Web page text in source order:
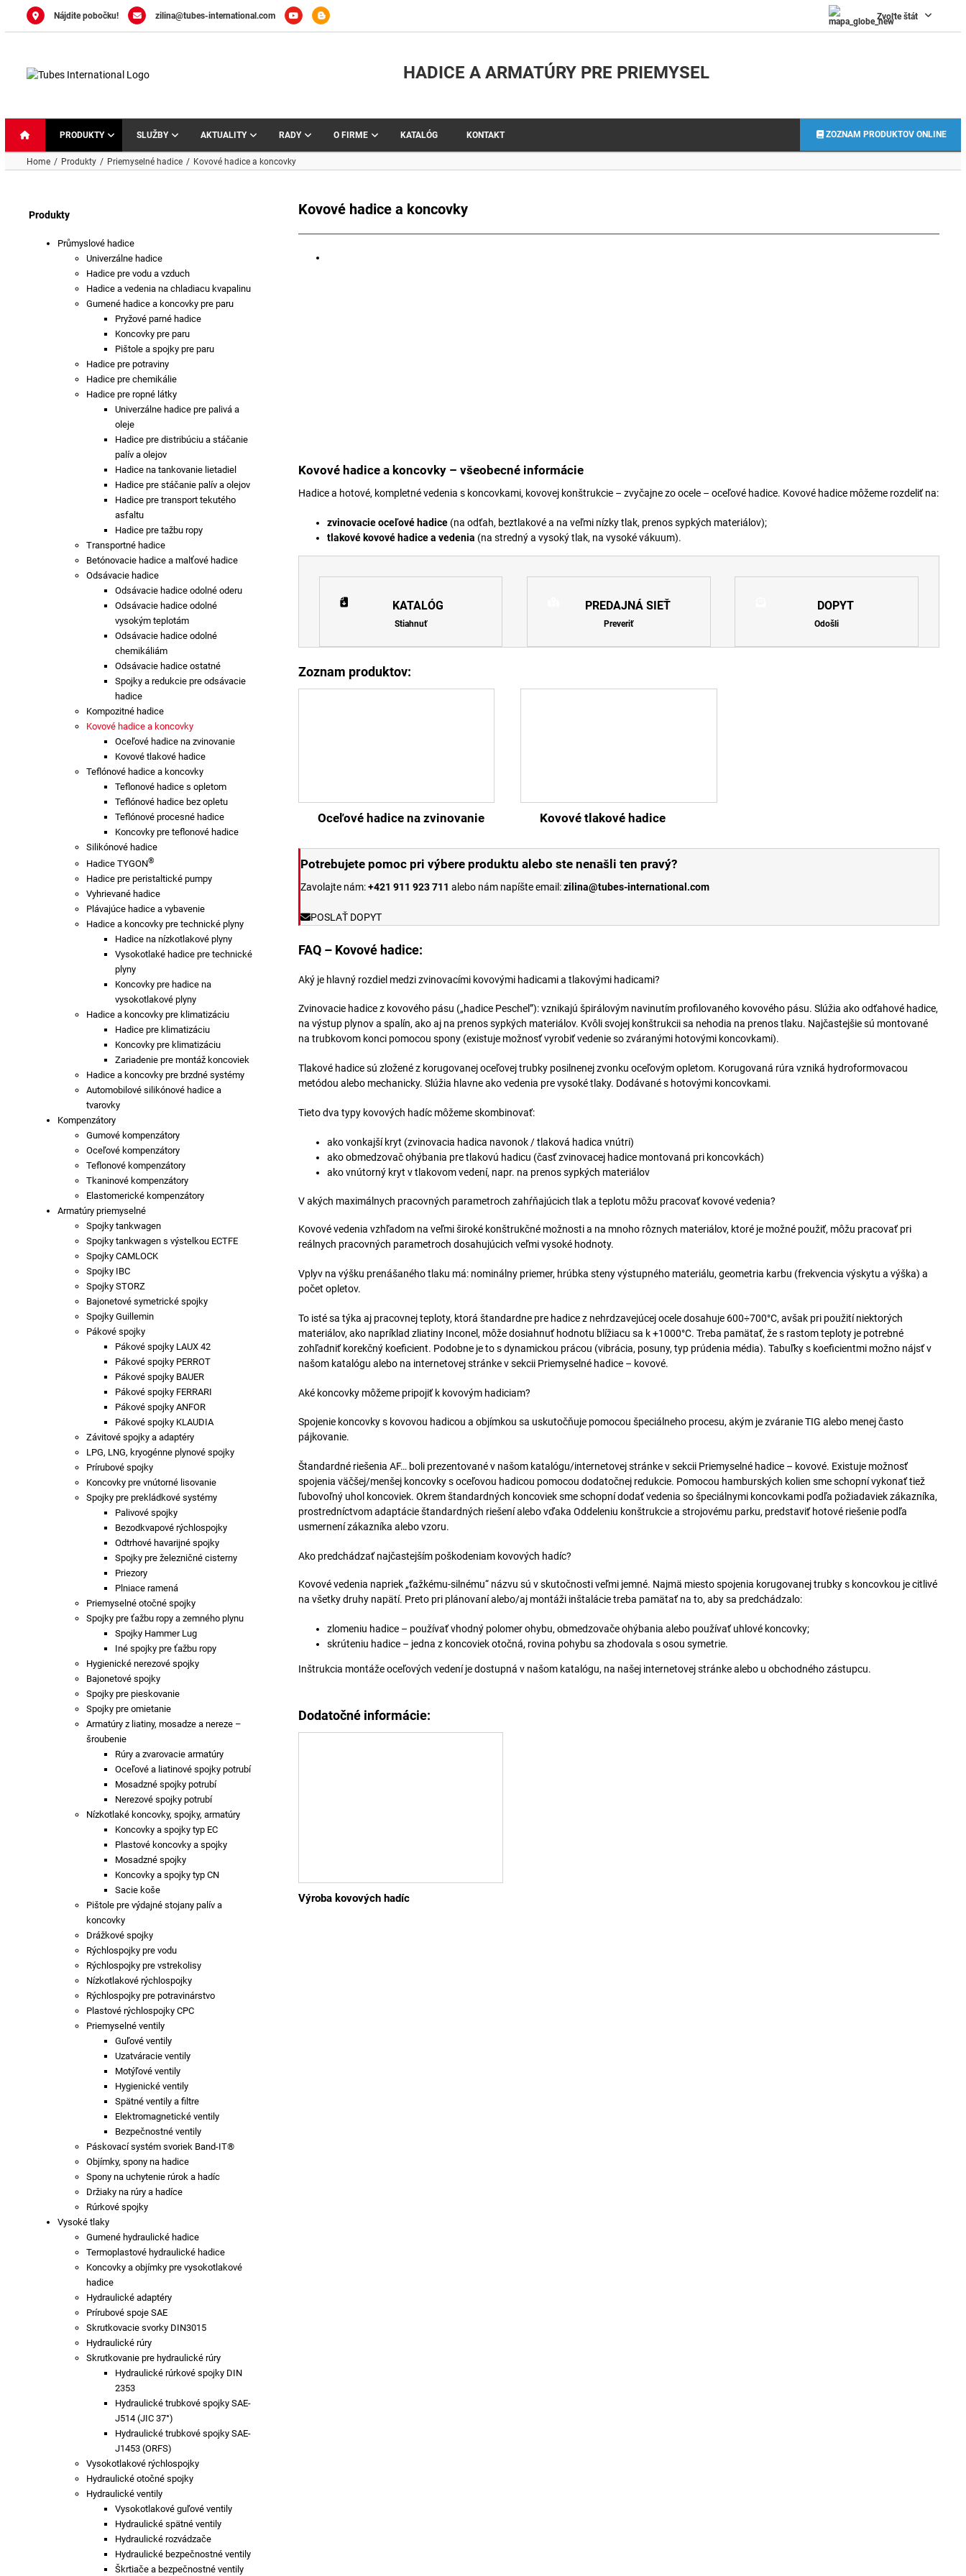
Nájdite pobočku! zilina@tubes-international.com Zvoľte štát
HADICE A ARMATÚRY PRE PRIEMYSEL
PRODUKTY SLUŽBY AKTUALITY RADY O FIRME KATALÓG KONTAKT ZOZNAM PRODUKTOV ONLINE
Home Produkty Priemyselné hadice Kovové hadice a koncovky
Kovové hadice a koncovky
Kovové hadice a koncovky – všeobecné informácie
Hadice a hotové, kompletné vedenia s koncovkami, kovovej konštrukcie – zvyčajne zo ocele – oceľové hadice. Kovové hadice môžeme rozdeliť na:
zvinovacie oceľové hadice(na odťah, beztlakové a na veľmi nízky tlak, prenos sypkých materiálov);
tlakové kovové hadice a vedenia (na stredný a vysoký tlak, na vysoké vákuum).
KATALÓG
Stiahnuť
PREDAJNÁ SIEŤ
Preveriť
DOPYT
Odošli
Zoznam produktov:
Oceľové hadice na zvinovanie Kovové tlakové hadice
Potrebujete pomoc pri výbere produktu alebo ste nenašli ten pravý?
Zavolajte nám:+421 911 923 711 alebo nám napíšte email:zilina@tubes-international.com
POSLAŤ DOPYT
FAQ – Kovové hadice:
Aký je hlavný rozdiel medzi zvinovacími kovovými hadicami a tlakovými hadicami?
Zvinovacie hadice z kovového pásu („hadice Peschel”): vznikajú špirálovým navinutím profilovaného kovového pásu. Slúžia ako odťahové hadice,
na výstup plynov a spalín, ako aj na prenos sypkých materiálov. Kvôli svojej konštrukcii sa nehodia na prenos tlaku. Najčastejšie sú montované
na trubkovom konci pomocou spony (existuje možnosť vyrobiť vedenie so zváranými hotovými koncovkami).
Tlakové hadice sú zložené z korugovanej oceľovej trubky posilnenej zvonku oceľovým opletom. Korugovaná rúra vzniká hydroformovacou
metódou alebo mechanicky. Slúžia hlavne ako vedenia pre vysoké tlaky. Dodávané s hotovými koncovkami.
Tieto dva typy kovových hadíc môžeme skombinovať:
ako vonkajší kryt (zvinovacia hadica navonok / tlaková hadica vnútri)
ako obmedzovač ohýbania pre tlakovú hadicu (časť zvinovacej hadice montovaná pri koncovkách)
ako vnútorný kryt v tlakovom vedení, napr. na prenos sypkých materiálov
V akých maximálnych pracovných parametroch zahŕňajúcich tlak a teplotu môžu pracovať kovové vedenia?
Kovové vedenia vzhľadom na veľmi široké konštrukčné možnosti a na mnoho rôznych materiálov, ktoré je možné použiť, môžu pracovať pri
reálnych pracovných parametroch dosahujúcich veľmi vysoké hodnoty.
Vplyv na výšku prenášaného tlaku má: nominálny priemer, hrúbka steny výstupného materiálu, geometria karbu (frekvencia výskytu a výška) a
počet opletov.
To isté sa týka aj pracovnej teploty, ktorá štandardne pre hadice z nehrdzavejúcej ocele dosahuje 600÷700°C, avšak pri použití niektorých
materiálov, ako napríklad zliatiny Inconel, môže dosiahnuť hodnotu blížiacu sa k +1000°C. Treba pamätať, že s rastom teploty je potrebné
zohľadniť korekčný koeficient. Podobne je to s dynamickou prácou (vibrácia, posuny, typ prúdenia média). Tabuľky s koeficientmi možno nájsť v
našom katalógu alebo na internetovej stránke v sekcii Priemyselné hadice – kovové.
Aké koncovky môžeme pripojiť k kovovým hadiciam?
Spojenie koncovky s kovovou hadicou a objímkou sa uskutočňuje pomocou špeciálneho procesu, akým je zváranie TIG alebo menej často
pájkovanie.
Štandardné riešenia AF… boli prezentované v našom katalógu/internetovej stránke v sekcii Priemyselné hadice – kovové. Existuje možnosť
spojenia väčšej/menšej koncovky s oceľovou hadicou pomocou dodatočnej redukcie. Pomocou hamburských kolien sme schopní vykonať tiež
ľubovoľný uhol koncoviek. Okrem štandardných koncoviek sme schopní dodať vedenia so špeciálnymi koncovkami podľa požiadaviek zákazníka,
prostredníctvom adaptácie štandardných riešení alebo vďaka Oddeleniu konštrukcie a strojovému parku, predstaviť hotové riešenie podľa
usmernení zákazníka alebo vzoru.
Ako predchádzať najčastejším poškodeniam kovových hadíc?
Kovové vedenia napriek „ťažkému-silnému“ názvu sú v skutočnosti veľmi jemné. Najmä miesto spojenia korugovanej trubky s koncovkou je citlivé
na všetky druhy napätí. Preto pri plánovaní alebo/aj montáži inštalácie treba pamätať na to, aby sa predchádzalo:
zlomeniu hadice – používať vhodný polomer ohybu, obmedzovače ohýbania alebo používať uhlové koncovky;
skrúteniu hadice – jedna z koncoviek otočná, rovina pohybu sa zhodovala s osou symetrie.
Inštrukcia montáže oceľových vedení je dostupná v našom katalógu, na našej internetovej stránke alebo u obchodného zástupcu.
Dodatočné informácie:
Výroba kovových hadíc
Produkty
Průmyslové hadice
Univerzálne hadice
Hadice pre vodu a vzduch
Hadice a vedenia na chladiacu kvapalinu
Gumené hadice a koncovky pre paru
Pryžové parné hadice
Koncovky pre paru
Pištole a spojky pre paru
Hadice pre potraviny
Hadice pre chemikálie
Hadice pre ropné látky
Univerzálne hadice pre palivá a
oleje
Hadice pre distribúciu a stáčanie
palív a olejov
Hadice na tankovanie lietadiel
Hadice pre stáčanie palív a olejov
Hadice pre transport tekutého
asfaltu
Hadice pre tažbu ropy
Transportné hadice
Betónovacie hadice a malťové hadice
Odsávacie hadice
Odsávacie hadice odolné oderu
Odsávacie hadice odolné
vysokým teplotám
Odsávacie hadice odolné
chemikáliám
Odsávacie hadice ostatné
Spojky a redukcie pre odsávacie
hadice
Kompozitné hadice
Kovové hadice a koncovky
Oceľové hadice na zvinovanie
Kovové tlakové hadice
Teflónové hadice a koncovky
Teflonové hadice s opletom
Teflónové hadice bez opletu
Teflónové procesné hadice
Koncovky pre teflonové hadice
Silikónové hadice
Hadice TYGON®
Hadice pre peristaltické pumpy
Vyhrievané hadice
Plávajúce hadice a vybavenie
Hadice a koncovky pre technické plyny
Hadice na nízkotlakové plyny
Vysokotlaké hadice pre technické
plyny
Koncovky pre hadice na
vysokotlakové plyny
Hadice a koncovky pre klimatizáciu
Hadice pre klimatizáciu
Koncovky pre klimatizáciu
Zariadenie pre montáž koncoviek
Hadice a koncovky pre brzdné systémy
Automobilové silikónové hadice a
tvarovky
Kompenzátory
Gumové kompenzátory
Oceľové kompenzátory
Teflonové kompenzátory
Tkaninové kompenzátory
Elastomerické kompenzátory
Armatúry priemyselné
Spojky tankwagen
Spojky tankwagen s výstelkou ECTFE
Spojky CAMLOCK
Spojky IBC
Spojky STORZ
Bajonetové symetrické spojky
Spojky Guillemin
Pákové spojky
Pákové spojky LAUX 42
Pákové spojky PERROT
Pákové spojky BAUER
Pákové spojky FERRARI
Pákové spojky ANFOR
Pákové spojky KLAUDIA
Závitové spojky a adaptéry
LPG, LNG, kryogénne plynové spojky
Prírubové spojky
Koncovky pre vnútorné lisovanie
Spojky pre prekládkové systémy
Palivové spojky
Bezodkvapové rýchlospojky
Odtrhové havarijné spojky
Spojky pre železničné cisterny
Priezory
Plniace ramená
Priemyselné otočné spojky
Spojky pre ťažbu ropy a zemného plynu
Spojky Hammer Lug
Iné spojky pre ťažbu ropy
Hygienické nerezové spojky
Bajonetové spojky
Spojky pre pieskovanie
Spojky pre omietanie
Armatúry z liatiny, mosadze a nereze –
šroubenie
Rúry a zvarovacie armatúry
Oceľové a liatinové spojky potrubí
Mosadzné spojky potrubí
Nerezové spojky potrubí
Nízkotlaké koncovky, spojky, armatúry
Koncovky a spojky typ EC
Plastové koncovky a spojky
Mosadzné spojky
Koncovky a spojky typ CN
Sacie koše
Pištole pre výdajné stojany palív a
koncovky
Drážkové spojky
Rýchlospojky pre vodu
Rýchlospojky pre vstrekolisy
Nízkotlakové rýchlospojky
Rýchlospojky pre potravinárstvo
Plastové rýchlospojky CPC
Priemyselné ventily
Guľové ventily
Uzatváracie ventily
Motýľové ventily
Hygienické ventily
Spätné ventily a filtre
Elektromagnetické ventily
Bezpečnostné ventily
Páskovací systém svoriek Band-IT®
Objímky, spony na hadice
Spony na uchytenie rúrok a hadíc
Držiaky na rúry a hadíce
Rúrkové spojky
Vysoké tlaky
Gumené hydraulické hadice
Termoplastové hydraulické hadice
Koncovky a objímky pre vysokotlakové
hadice
Hydraulické adaptéry
Prírubové spoje SAE
Skrutkovacie svorky DIN3015
Hydraulické rúry
Skrutkovanie pre hydraulické rúry
Hydraulické rúrkové spojky DIN
2353
Hydraulické trubkové spojky SAE-
J514 (JIC 37°)
Hydraulické trubkové spojky SAE-
J1453 (ORFS)
Vysokotlakové rýchlospojky
Hydraulické otočné spojky
Hydraulické ventily
Vysokotlakové guľové ventily
Hydraulické spätné ventily
Hydraulické rozvádzače
Hydraulické bezpečnostné ventily
Škrtiače a bezpečnostné ventily